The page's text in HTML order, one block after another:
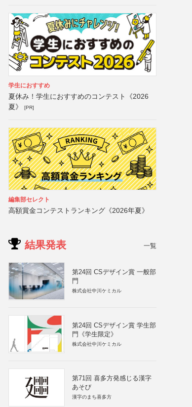
学生におすすめ
夏休み！学生におすすめのコンテスト《2026
夏》
[PR]
編集部セレクト
高額賞金コンテストランキング《2026年夏》
結果発表 一覧
第24回 CSデザイン賞 一般部
門
株式会社中川ケミカル
第24回 CSデザイン賞 学生部
門《学生限定》
株式会社中川ケミカル
第71回 喜多方発感じる漢字
あそび
漢字のまち喜多方